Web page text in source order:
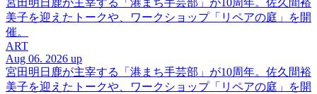
宮田明日鹿が主宰する「港まち手芸部」が10周年。佐久間裕
美子を迎えたトークや、ワークショップ「リペアの庭」を開
催。
ART
Aug 06. 2026 up
宮田明日鹿が主宰する「港まち手芸部」が10周年。佐久間裕
美子を迎えたトークや、ワークショップ「リペアの庭」を開